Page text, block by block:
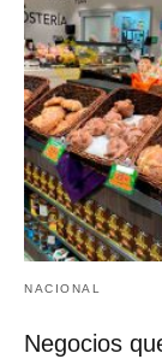
NACIONAL
Negocios